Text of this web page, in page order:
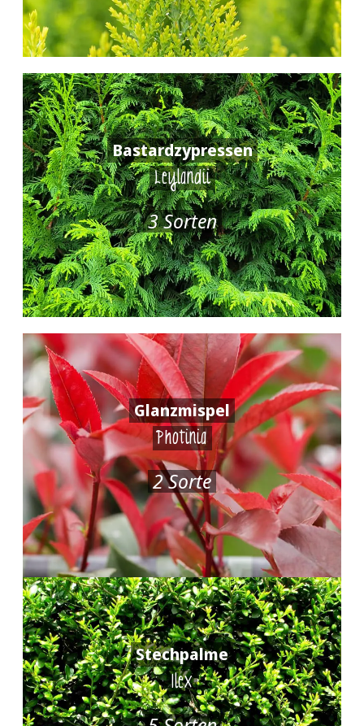
Bastardzypressen
Leylandii
3 Sorten
Glanzmispel
Photinia
2 Sorte
Stechpalme
Ilex